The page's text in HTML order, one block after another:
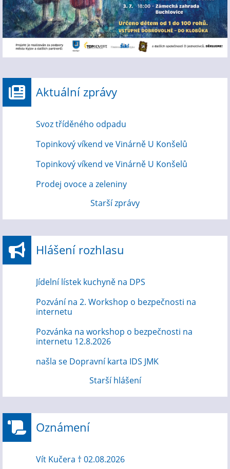
Aktuální zprávy
Svoz tříděného odpadu
Topinkový víkend ve Vinárně U Konšelů
Topinkový víkend ve Vinárně U Konšelů
Prodej ovoce a zeleniny
Starší zprávy
Hlášení rozhlasu
Jídelní lístek kuchyně na DPS
Pozvání na 2. Workshop o bezpečnosti na
internetu
Pozvánka na workshop o bezpečnosti na
internetu 12.8.2026
našla se Dopravní karta IDS JMK
Starší hlášení
Oznámení
Vít Kučera † 02.08.2026